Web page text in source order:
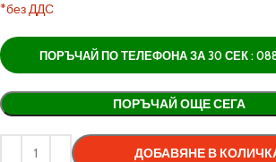
*без ДДС
ПОРЪЧАЙ ПО ТЕЛЕФОНА ЗА 30 СЕК :
ПОРЪЧАЙ ОЩЕ СЕГА
ДОБАВЯНЕ В
Alternative: